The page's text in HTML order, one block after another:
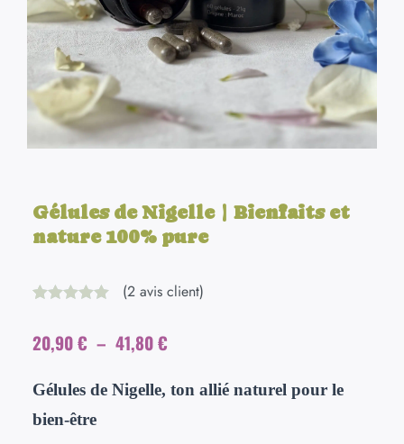
Gélules de Nigelle | Bienfaits et
nature 100% pure
sur
notations
(2 avis client)
20,90€ – 41,80€
prix :
Gélules de Nigelle, ton allié naturel pour le
bien-être